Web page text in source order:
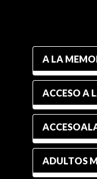
A LA
ACCESO A
ADULTOS